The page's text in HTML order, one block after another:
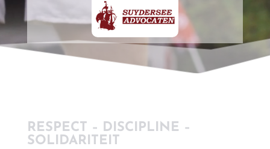
RESPECT – DISCIPLINE –
SOLIDARITEIT